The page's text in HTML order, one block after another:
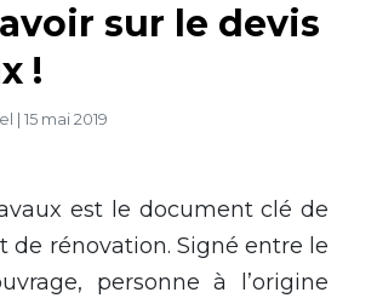
sur le devis
!
15 mai 2019
est le document clé de
de rénovation. Signé entre le
personne à l’origine